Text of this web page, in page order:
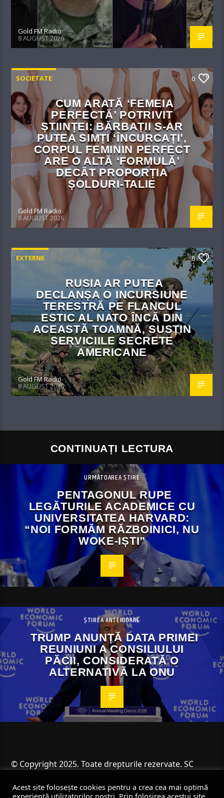
Gold FM Radio
8 AUGUST 2026
SOCIETATE 0
CUM ARATĂ ‘FEMEIA
PERFECTĂ’ POTRIVIT
ȘTIINȚEI: BĂRBAȚII S-AR
PUTEA SIMȚI ‘ÎNCURCAȚI’,
CORPUL FEMININ PERFECT
ARE O ALTĂ ‘FORMULĂ’
DECÂT PROPORȚIA
ȘOLDURI-TALIE
Gold FM Radio
8 AUGUST 2026
EXTERNE 0
RUSIA AR PUTEA
DECLANȘA O INCURSIUNE
TERESTRĂ PE FLANCUL
ESTIC AL NATO ÎNCĂ DIN
ACEASTĂ TOAMNĂ, SUSȚIN
SERVICIILE SECRETE
AMERICANE
Gold FM Radio
8 AUGUST 2026
CONTINUAȚI LECTURA
URMĂTOAREA ȘTIRE
PENTAGONUL RUPE
LEGĂTURILE ACADEMICE CU
UNIVERSITATEA HARVARD:
“NOI FORMĂM RĂZBOINICI, NU
WOKE-IȘTI”
ȘTIREA ANTERIOARE
TRUMP ANUNȚĂ DATA PRIMEI
REUNIUNI A CONSILIULUI
PĂCII, CONSIDERATĂ O
ALTERNATIVĂ LA ONU
© Copyright 2025. Toate drepturile rezervate. SC
Acest site folosește cookies pentru a crea cea mai optimă
experiență utilizatorilor noștri. Prin folosirea acestui site,